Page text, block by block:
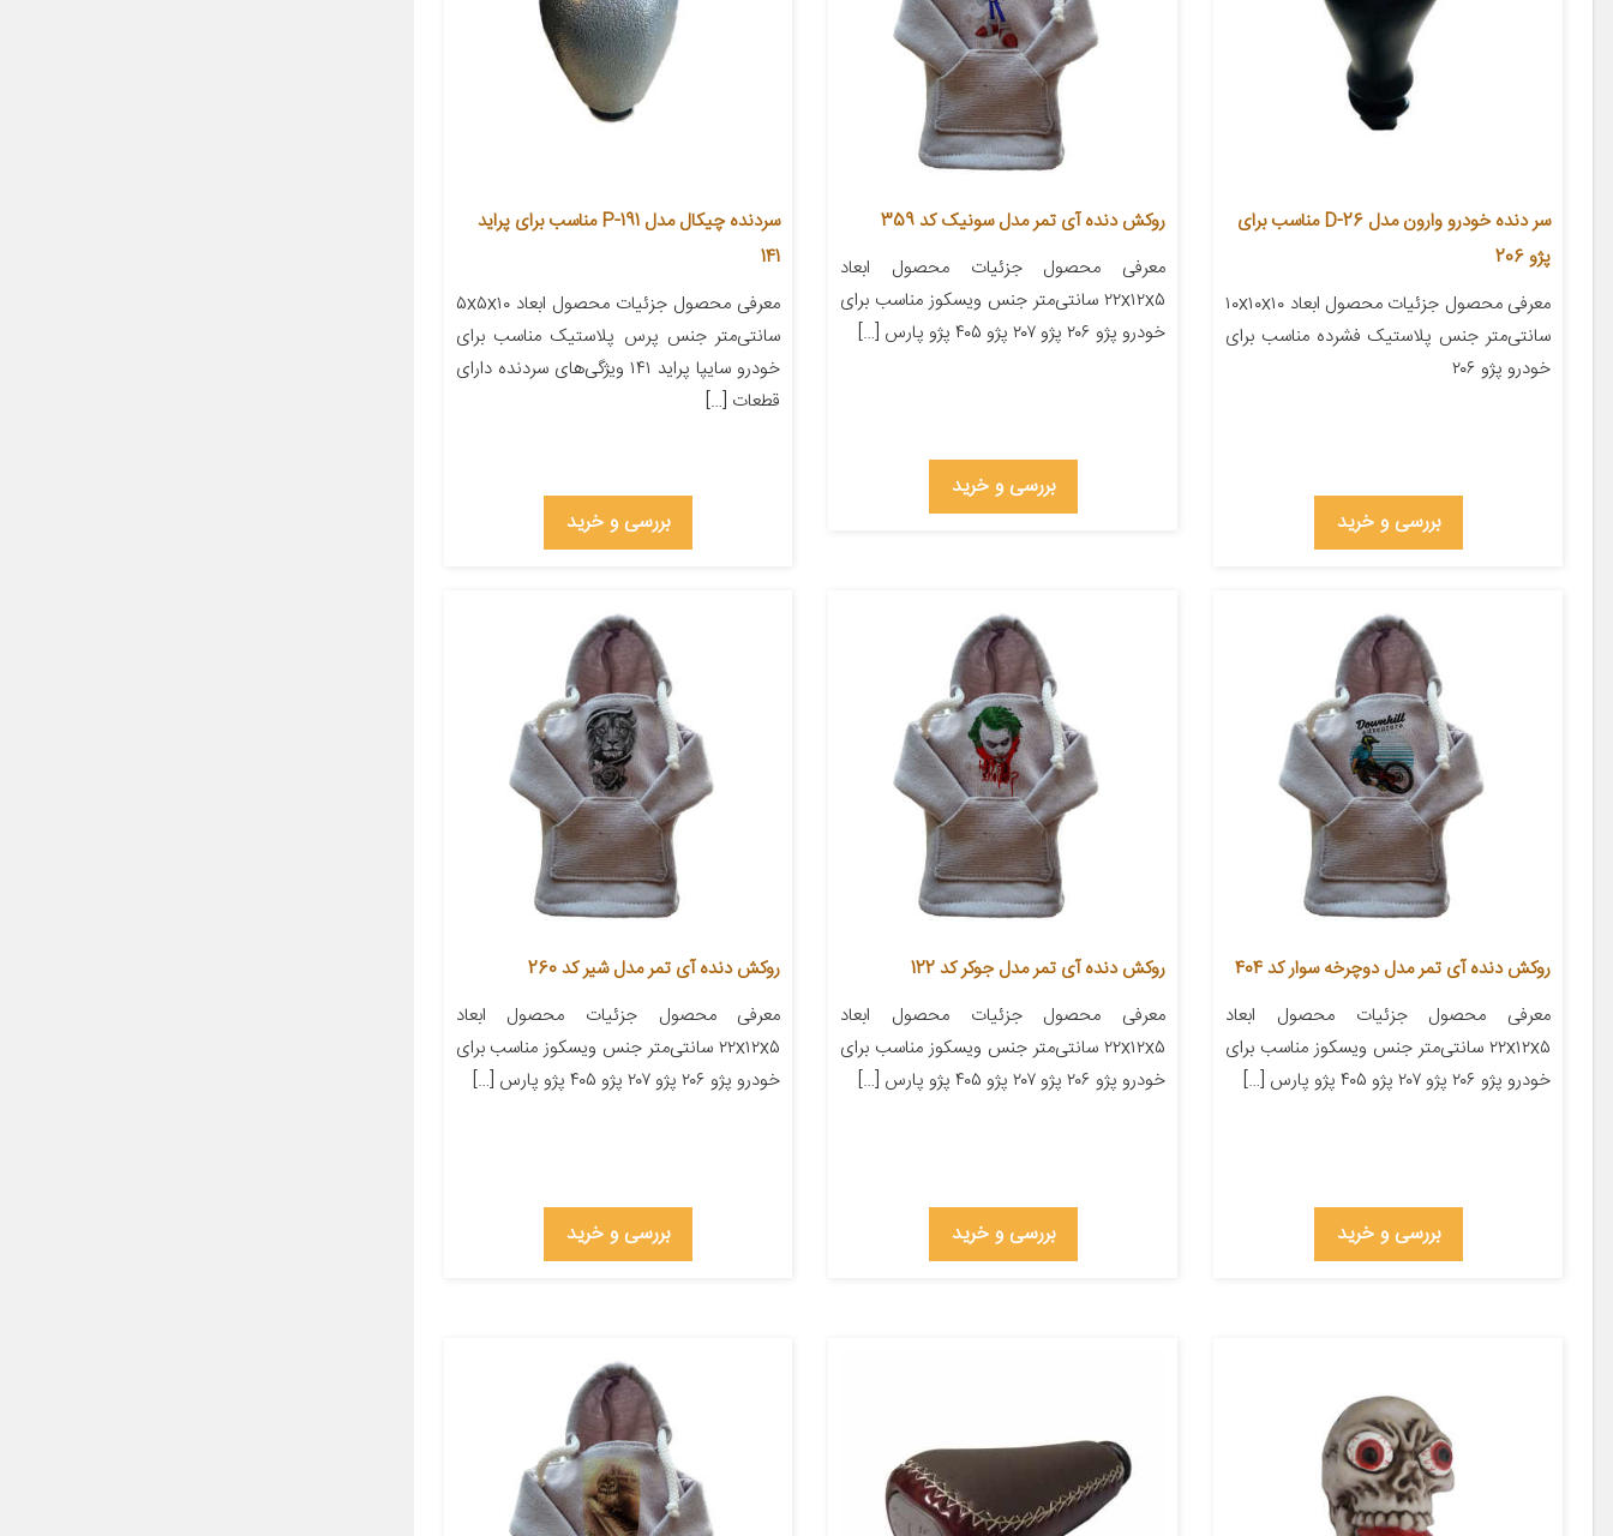
سر دنده خودرو وارون مدل D-26 مناسب برای
پژو 206
معرفی محصول جزئیات محصول ابعاد ۱۰x۱۰x۱۰
سانتی‌متر جنس پلاستیک فشرده مناسب برای
خودرو پژو ۲۰۶
بررسی و خرید
روکش دنده آی تمر مدل سونیک کد 359
معرفی محصول جزئیات محصول ابعاد
۲۲x۱۲x۵ سانتی‌متر جنس ویسکوز مناسب برای
خودرو پژو ۲۰۶ پژو ۲۰۷ پژو ۴۰۵ پژو پارس […]
بررسی و خرید
سردنده چیکال مدل P-191 مناسب برای پراید
141
معرفی محصول جزئیات محصول ابعاد ۵x۵x۱۰
سانتی‌متر جنس پرس پلاستیک مناسب برای
خودرو سایپا پراید ۱۴۱ ویژگی‌های سردنده دارای
قطعات […]
بررسی و خرید
روکش دنده آی تمر مدل دوچرخه سوار کد 404
معرفی محصول جزئیات محصول ابعاد
۲۲x۱۲x۵ سانتی‌متر جنس ویسکوز مناسب برای
خودرو پژو ۲۰۶ پژو ۲۰۷ پژو ۴۰۵ پژو پارس […]
بررسی و خرید
روکش دنده آی تمر مدل جوکر کد 122
معرفی محصول جزئیات محصول ابعاد
۲۲x۱۲x۵ سانتی‌متر جنس ویسکوز مناسب برای
خودرو پژو ۲۰۶ پژو ۲۰۷ پژو ۴۰۵ پژو پارس […]
بررسی و خرید
روکش دنده آی تمر مدل شیر کد 260
معرفی محصول جزئیات محصول ابعاد
۲۲x۱۲x۵ سانتی‌متر جنس ویسکوز مناسب برای
خودرو پژو ۲۰۶ پژو ۲۰۷ پژو ۴۰۵ پژو پارس […]
بررسی و خرید